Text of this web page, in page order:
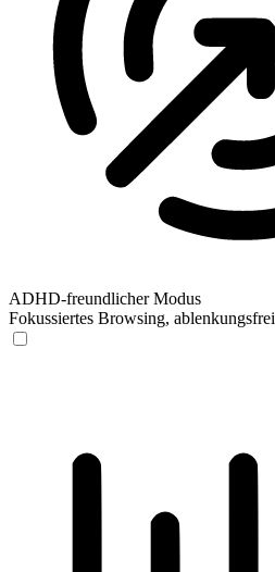
ADHD-freundlicher Modus
Fokussiertes Browsing, ablenkungsfrei